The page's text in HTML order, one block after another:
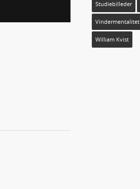
Studiebilleder
Vindermentalitet
William Kvist